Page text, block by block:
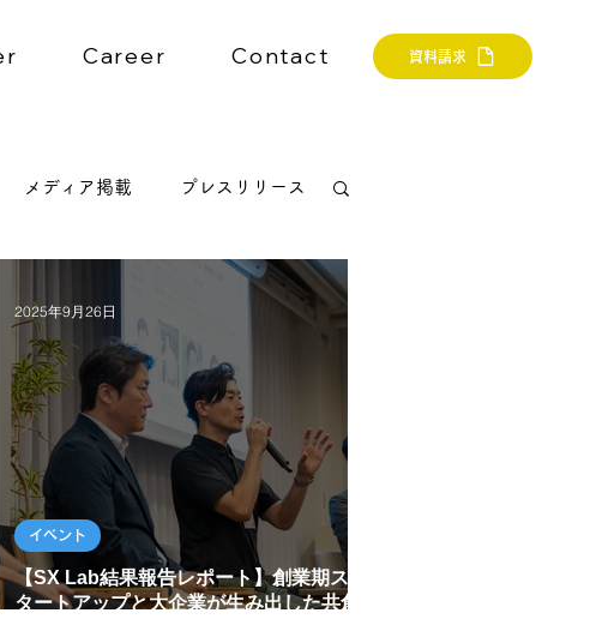
Career Contact 資料請求
メディア掲載 プレスリリース
【SX Lab結果報告レポート】創業期ス
タートアップと大企業が生み出した共創
イベント
2025年9月26日